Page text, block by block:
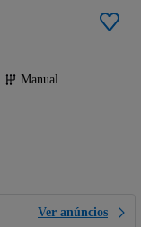
Manual
Ver anúncios